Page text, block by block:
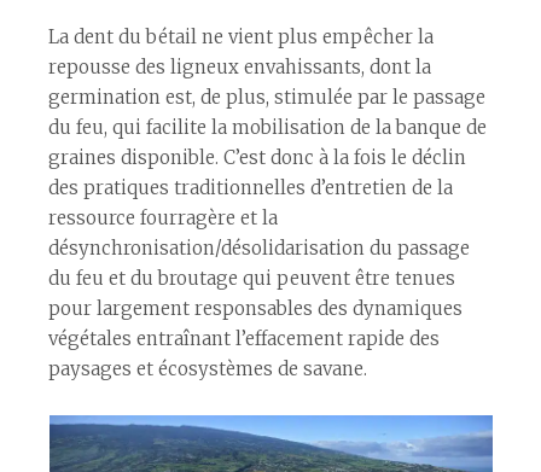
La dent du bétail ne vient plus empêcher la
repousse des ligneux envahissants, dont la
germination est, de plus, stimulée par le passage
du feu, qui facilite la mobilisation de la banque de
graines disponible. C’est donc à la fois le déclin
des pratiques traditionnelles d’entretien de la
ressource fourragère et la
désynchronisation/désolidarisation du passage
du feu et du broutage qui peuvent être tenues
pour largement responsables des dynamiques
végétales entraînant l’effacement rapide des
paysages et écosystèmes de savane.